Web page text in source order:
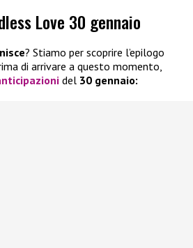
Love 30 gennaio
? Stiamo per scoprire l’epilogo
di arrivare a questo momento,
del 30 gennaio: